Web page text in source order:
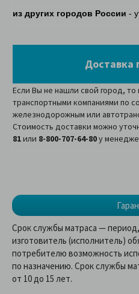
из других городов России -
Доставка
Если Вы не нашли свой город,
транспортными компаниями по
железнодорожным или
Стоимость доставки можно
81или 8-800-707-64-80у
Срок службы матраса —
изготовитель (исполнитель)
потребителю возможность
по назначению. Срок службы
от 10 до 15 лет.